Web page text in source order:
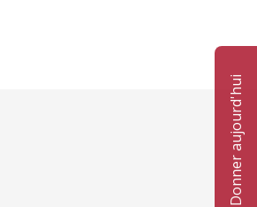
Donner aujourd'hui